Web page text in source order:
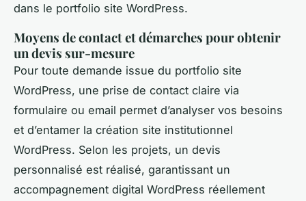
dans le portfolio site WordPress.
Moyens de contact et démarches pour obtenir
un devis sur-mesure
Pour toute demande issue du portfolio site
WordPress, une prise de contact claire via
formulaire ou email permet d’analyser vos besoins
et d’entamer la création site institutionnel
WordPress. Selon les projets, un devis
personnalisé est réalisé, garantissant un
accompagnement digital WordPress réellement